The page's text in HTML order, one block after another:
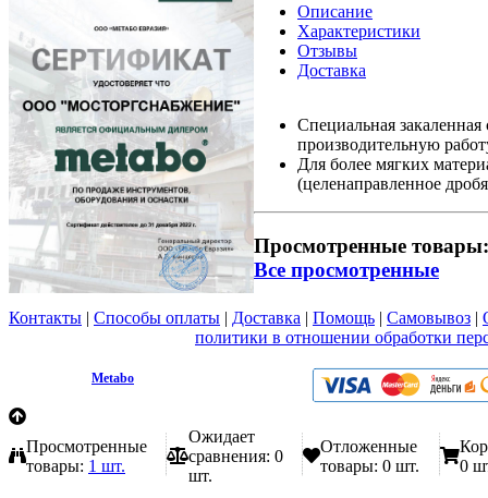
Описание
Характеристики
Отзывы
Доставка
Специальная
производительную
Для более мягких
(целенаправленное
Просмотренные товары:
Все просмотренные
Контакты | Способы оплаты | Доставка | Помощь | Самовывоз |
политики в отношении обработки
Metabo
Просмотренные
товары: 1 шт.
Ожидает
сравнения: 0
шт.
Отложенные
товары: 0 шт.
0